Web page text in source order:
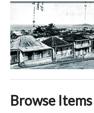
Browse